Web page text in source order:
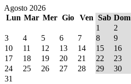
Agosto 2026
Lun Mar Mer Gio Ven Sab Dom
1
2
3
4 5 6 7 8
9
10
11 12 13 14 15
16
17
18 19 20 21 22
23
24
25 26 27 28 29
30
31